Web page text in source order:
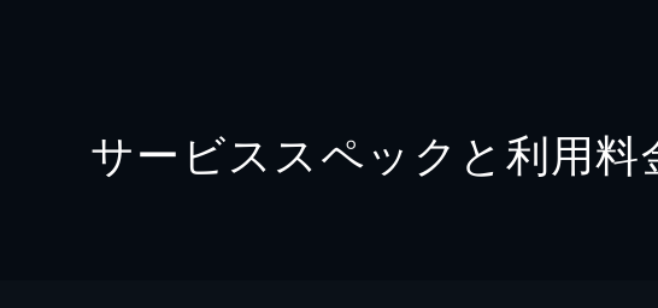
サービススペックと利用料